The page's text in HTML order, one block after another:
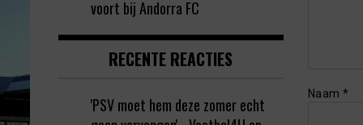
Naam *
voort bij Andorra FC
RECENTE REACTIES
'PSV moet hem deze zomer echt